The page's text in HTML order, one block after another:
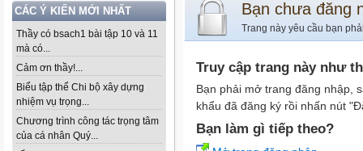
CÁC Ý KIẾN MỚI NHẤT
Thầy có bsach1 bài tập 10 và 11
mà có...
Cảm ơn thầy!...
Biểu tập thể Chi bộ xây dựng
nhiệm vụ trọng...
Chương trình công tác trọng tâm
của cá nhân Quý...
Bạn chưa đăng
Trang này yêu cầu bạn
Truy cập trang này như
Bạn phải mở trang đăng nhập,
khẩu đã đăng ký rồi nhấn nút
Bạn làm gì tiếp theo?